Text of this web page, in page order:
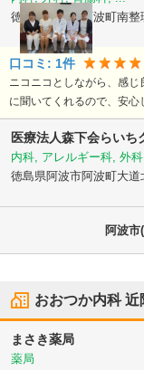
徳島県阿波市阿波町南整
口コミ: 1件
ニコニコとしながら、感
に聞いてくれるので、安
医療法人森下会らいち
内科, アレルギー科, 外
徳島県阿波市阿波町大道
阿波
おおつか内科近
まさき薬局
薬局